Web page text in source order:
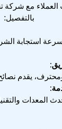
العملاء مع
بالتفصيل:
سرعة استجابة
:
يقدم
:
المعدات